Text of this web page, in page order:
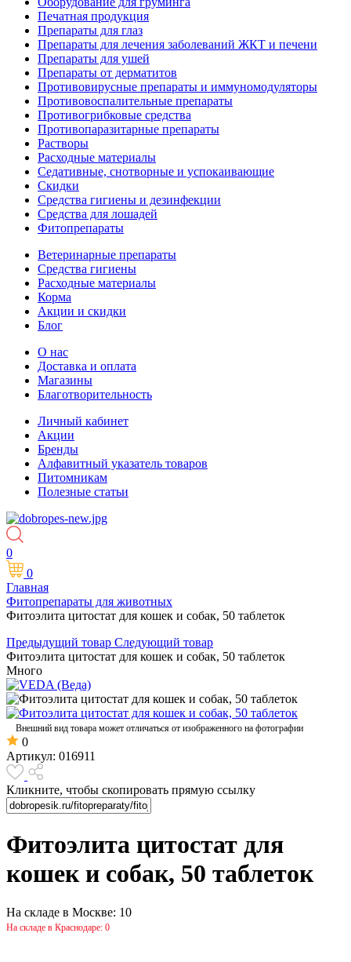
Печатная продукция
Препараты для глаз
Препараты для лечения заболеваний ЖКТ и печени
Препараты для ушей
Препараты от дерматитов
Противовирусные препараты и иммуномодуляторы
Противовоспалительные препараты
Противогрибковые средства
Противопаразитарные препараты
Растворы
Расходные материалы
Седативные, снотворные и успокаивающие
Скидки
Средства гигиены и дезинфекции
Средства для лошадей
Фитопрепараты
Ветeринарные препараты
Средства гигиены
Расходные материалы
Корма
Акции и скидки
Блог
О нас
Доставка и оплата
Магазины
Благотворительность
Личный кабинет
Акции
Бренды
Алфавитный указатель товаров
Питомникам
Полезные статьи
0
0
Главная
Фитопрепараты для животных
Фитоэлита цитостат для кошек и собак, 50 таблеток
Предыдущий товар Следующий товар
Фитоэлита цитостат для кошек и собак, 50 таблеток
Много
Внешний вид товара может отличаться от изображенного на фотографии
0
Артикул: 016911
Кликните, чтобы скопировать прямую ссылку
Фитоэлита цитостат для
кошек и собак, 50 таблеток
На складе в Москве: 10
На складе в Краснодаре: 0